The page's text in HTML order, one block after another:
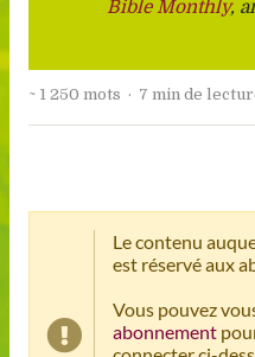
Bible Monthly,
~ 1 250 mots · 7 min de
Le contenu
est réservé aux
Vous pouvez
abonnement